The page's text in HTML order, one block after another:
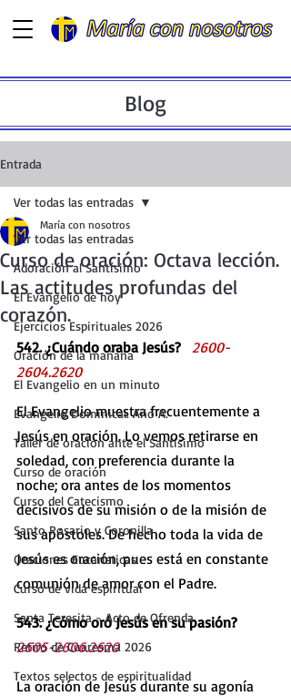
Blog
Entrada
Ver todas las entradas
Adoración al Santísimo
El Evangelio de hoy
Ejercicios Espirituales 2026
Oración de la mañana
El Evangelio en un minuto
Evangelio Dominical. Año A.
Taller de oración ante el Santísimo
Curso de oración
Curso del Catecismo
Santo Rosario y Coronilla
Oraciones Eucarísticas
Curso de vida espiritual
Santa Teresita - Acto de Ofrenda
Retiro de Cuaresma 2026
Textos selectos de espiritualidad
Ver todas las entradas
Curso de oración: Octava lección.
Las actitudes profundas del
corazón.
María con nosotros
542. ¿Cuándo oraba Jesús? 2600-
2604.2620
El Evangelio muestra frecuentemente a
Jesús en oración. Lo vemos retirarse en
soledad, con preferencia durante la
noche; ora antes de los momentos
decisivos de su misión o de la misión de
sus apóstoles. De hecho toda la vida de
Jesús es oración, pues está en constante
comunión de amor con el Padre.
543. ¿Cómo oró Jesús en su pasión?
2605-2606.2620
La oración de Jesús durante su agonía